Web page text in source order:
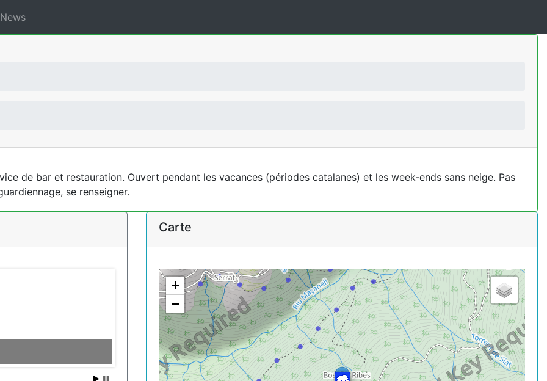
News
de bar et restauration. Ouvert pendant les vacances (périodes catalanes) et les week-ends sans neige. Pas
se renseigner.
Carte
+
−